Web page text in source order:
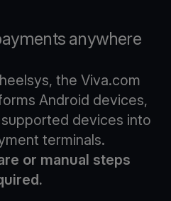
anywhere
the Viva.com
Android devices,
supported devices into
terminals.
or manual steps